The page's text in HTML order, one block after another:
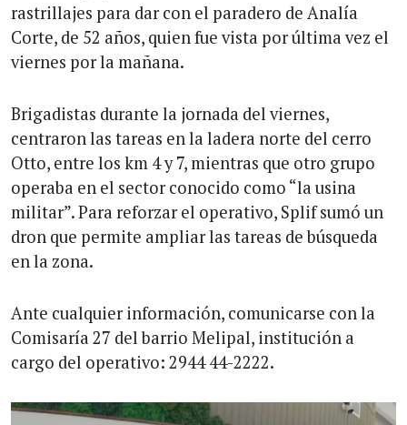
rastrillajes para dar con el paradero de Analía
Corte, de 52 años, quien fue vista por última vez el
viernes por la mañana.
Brigadistas durante la jornada del viernes,
centraron las tareas en la ladera norte del cerro
Otto, entre los km 4 y 7, mientras que otro grupo
operaba en el sector conocido como “la usina
militar”. Para reforzar el operativo, Splif sumó un
dron que permite ampliar las tareas de búsqueda
en la zona.
Ante cualquier información, comunicarse con la
Comisaría 27 del barrio Melipal, institución a
cargo del operativo: 2944 44-2222.